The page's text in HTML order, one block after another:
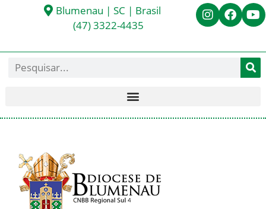
Blumenau | SC | Brasil
(47) 3322-4435